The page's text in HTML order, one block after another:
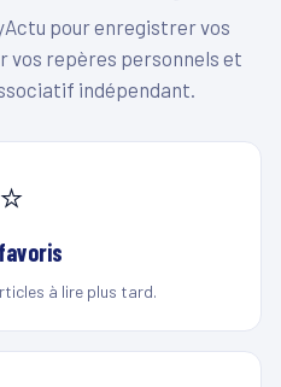
pour enregistrer vos
repères personnels et
indépendant.
⭐
à lire plus tard.